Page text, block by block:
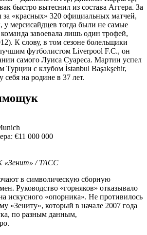
быстро вытеснил из состава Аггера. За
за «красных» 320 официальных матчей,
у мерсисайдцев тогда были не самые
завоевала лишь один трофей,
К слову, в том сезоне болельщики
футболистом Liverpool F.C., он
самого Луиса Суареса. Мартин успел
Турции с клубом İstanbul Başakşehir,
себя на родине в 37 лет.
€11 000 000
«Зенит» / ТАСС
в символическую сборную
Руководство «горняков» отказывало
искусного «опорника». Не противилось
«Зениту», который в начале 2007 года
по разным данным,